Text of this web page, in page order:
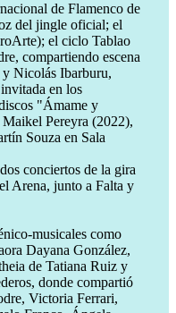
de Flamenco de
del jingle oficial; el
el ciclo Tablao
compartiendo escena
Nicolás Ibarburu,
en los
"Ámame y
Pereyra (2022),
Souza en Sala
conciertos de la gira
Arena, junto a Falta y
musicales como
Dayana González,
de Tatiana Ruiz y
donde compartió
Victoria Ferrari,